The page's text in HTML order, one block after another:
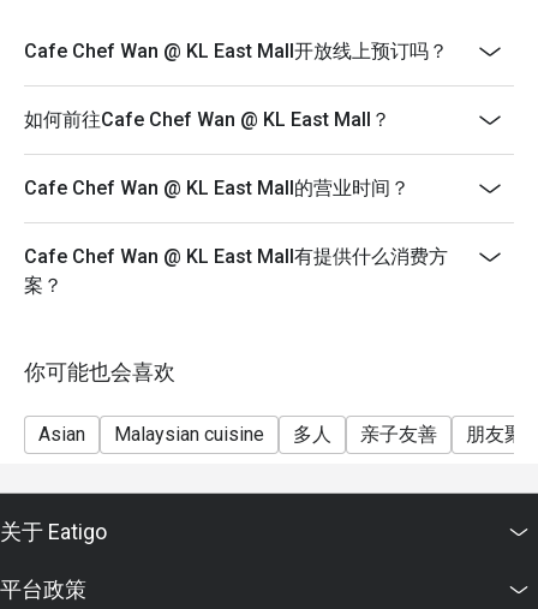
Cafe Chef Wan @ KL East Mall开放线上预订吗？
如何前往Cafe Chef Wan @ KL East Mall？
Cafe Chef Wan @ KL East Mall的营业时间？
Cafe Chef Wan @ KL East Mall有提供什么消费方
案？
你可能也会喜欢
Asian Malaysian cuisine 多人 亲子友善 朋友聚
关于 Eatigo
平台政策